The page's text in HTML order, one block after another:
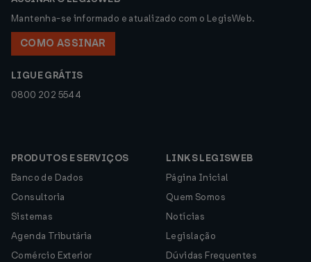
Mantenha-se informado e atualizado com o LegisWeb.
COMO ASSINAR
LIGUE GRÁTIS
0800 202 5544
PRODUTOS E SERVIÇOS
Banco de Dados
Consultoria
Sistemas
Agenda Tributária
Comércio Exterior
LINKS LEGISWEB
Página Inicial
Quem Somos
Notícias
Legislação
Dúvidas Frequentes